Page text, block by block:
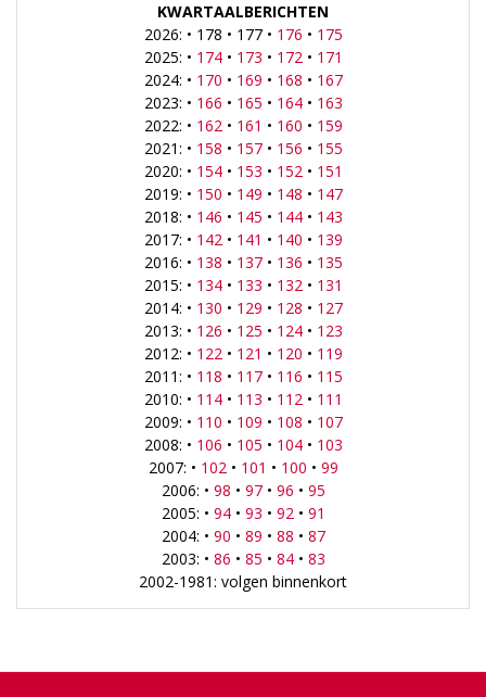
KWARTAALBERICHTEN
2026: • 178 • 177 • 176 • 175
2025: • 174• 173 • 172• 171
2024: • 170 • 169 • 168 • 167
2023: • 166 • 165 • 164• 163
2022: • 162• 161 • 160 • 159
2021: • 158 • 157• 156 • 155
2020: • 154• 153 • 152• 151
2019: • 150 • 149 • 148 • 147
2018: • 146 • 145 • 144• 143
2017: • 142• 141 • 140 • 139
2016: • 138 • 137• 136 • 135
2015: • 134• 133 • 132• 131
2014: • 130 • 129 • 128 • 127
2013: • 126 • 125 • 124• 123
2012: • 122• 121 • 120 • 119
2011: • 118 • 117• 116 • 115
2010: • 114• 113 • 112• 111
2009: • 110 • 109 • 108 • 107
2008: • 106 • 105 • 104• 103
2007: • 102• 101 • 100 • 99
2006: • 98 • 97• 96 • 95
2005: • 94• 93 • 92• 91
2004: • 90 • 89 • 88 • 87
2003: • 86 • 85 • 84• 83
2002-1981: volgen binnenkort